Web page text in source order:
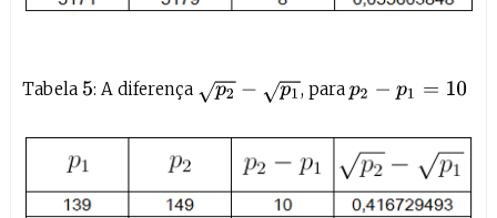
Tabela 5: A diferença p2−p1 , para p2 −p1 =10